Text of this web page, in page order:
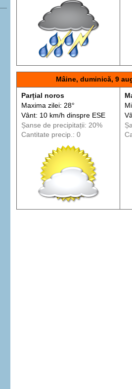
Mâine, duminică, 9
Parțial noros
Maxima zilei: 28°
Vânt: 10 km/h dinspreESE
Șanse de precipitații: 20%
Cantitate precip.: 0